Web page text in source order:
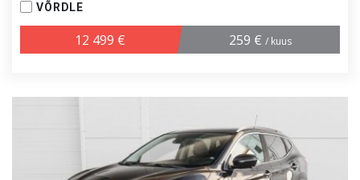
VÕRDLE
12 499 € 259 € / kuus